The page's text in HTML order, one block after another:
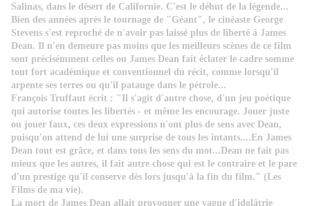
Salinas, dans le désert de Californie. C'est le début de la légende...
Bien des années après le tournage de "Géant", le cinéaste George
Stevens s'est reproché de n'avoir pas laissé plus de liberté à James
Dean. Il n'en demeure pas moins que les meilleurs scènes de ce film
sont précisémment celles ou James Dean fait éclater le cadre somme
tout fort académique et conventionnel du récit, comme lorsqu'il
arpente ses terres ou qu'il patauge dans le pétrole...
François Truffaut écrit : "Il s'agit d'autre chose, d'un jeu poétique
qui autorise toutes les libertés - et même les encourage. Jouer juste
ou jouer faux, ces deux expressions n'ont plus de sens avec Dean,
puisqu'on attend de lui une surprise de tous les intants....En James
Dean tout est grâce, et dans tous les sens du mot...Dean ne fait pas
mieux que les autres, il fait autre chose qui est le contraire et le pare
d'un prestige qu'il conserve dès lors jusqu'à la fin du film." (Les
Films de ma vie).
La mort de James Dean allait provoquer une vague d'idolâtrie